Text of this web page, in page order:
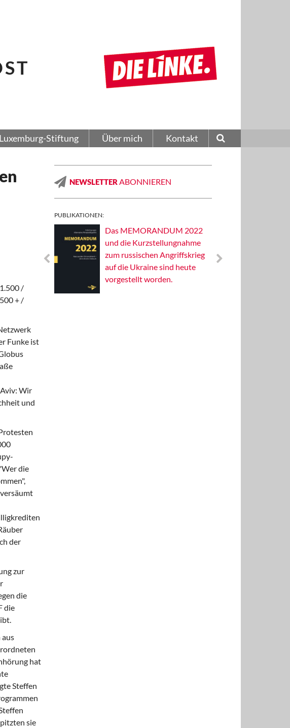
Stiftung Über mich Kontakt
/
+ /
Funke ist
Wir
und
die
der
zur
die
die
hat
Steffen
sie
NEWSLETTER ABONNIEREN
PUBLIKATIONEN:
-
Das MEMORANDUM 2022
und die Kurzstellungnahme
zum russischen Angriffskrieg
auf die Ukraine sind heute
vorgestellt worden.